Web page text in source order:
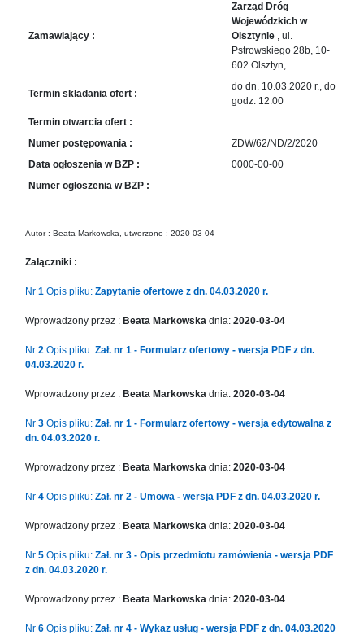
danych
dostępności
Kontakt
Hierarchic
Categories
Version
Atakan
https://atakanau.blogspot.com/2021/01/automatic-
menu-
wp-
plugin.html
Active
KANE
Zamawiający :
Zarząd Dróg
Wojewódzkich w
Olsztynie , ul.
Pstrowskiego 28b, 10-
602 Olsztyn,
Termin składania ofert :
do dn. 10.03.2020 r., do
godz. 12:00
Termin otwarcia ofert :
Numer postępowania :
ZDW/62/ND/2/2020
Data ogłoszenia w BZP :
0000-00-00
Numer ogłoszenia w BZP :
Autor : Beata Markowska, utworzono : 2020-03-04
Załączniki :
Nr 1 Opis pliku: Zapytanie ofertowe z dn. 04.03.2020 r.
Wprowadzony przez : Beata Markowska dnia: 2020-03-04
Nr 2 Opis pliku: Zał. nr 1 - Formularz ofertowy - wersja PDF z dn.
04.03.2020 r.
Wprowadzony przez : Beata Markowska dnia: 2020-03-04
Nr 3 Opis pliku: Zał. nr 1 - Formularz ofertowy - wersja edytowalna z
dn. 04.03.2020 r.
Wprowadzony przez : Beata Markowska dnia: 2020-03-04
Nr 4 Opis pliku: Zał. nr 2 - Umowa - wersja PDF z dn. 04.03.2020 r.
Wprowadzony przez : Beata Markowska dnia: 2020-03-04
Nr 5 Opis pliku: Zał. nr 3 - Opis przedmiotu zamówienia - wersja PDF
z dn. 04.03.2020 r.
Wprowadzony przez : Beata Markowska dnia: 2020-03-04
Nr 6 Opis pliku: Zał. nr 4 - Wykaz usług - wersja PDF z dn. 04.03.2020